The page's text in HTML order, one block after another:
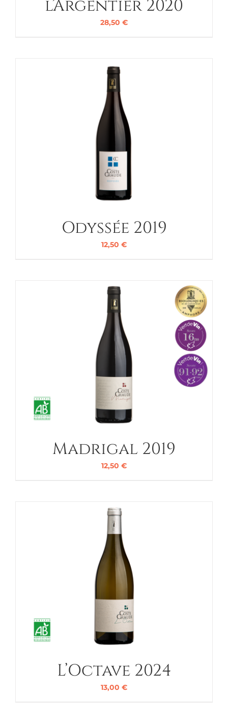
l’Argentier 2020
28,50 €
Odyssée 2019
12,50 €
Madrigal 2019
12,50 €
L’Octave 2024
13,00 €